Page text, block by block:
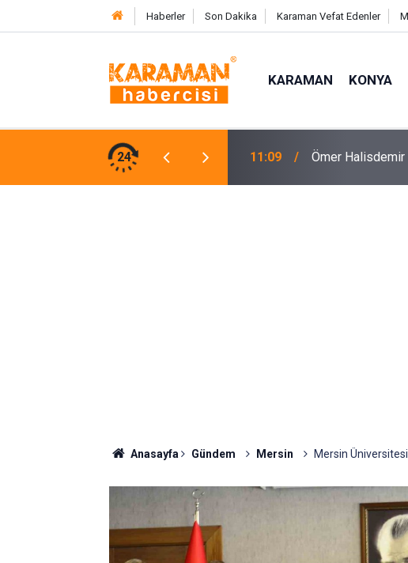
Haberler Son Dakika Karaman Vefat Edenler
KARAMAN KONYA
24
Hasadı Başladı 10:51 ’köy Bizim,
Anasayfa Gündem Mersin Mersin